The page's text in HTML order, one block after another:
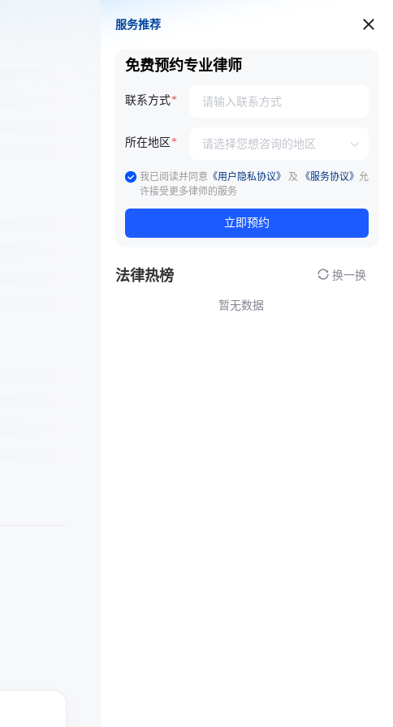
服务推荐
服务推荐
免费预约专业律师
联系方式
所在地区
我已阅读并同意 《用户隐私协议》 及 《服务协议》 允
许接受更多律师的服务
立即预约
法律热榜 换一换
暂无数据